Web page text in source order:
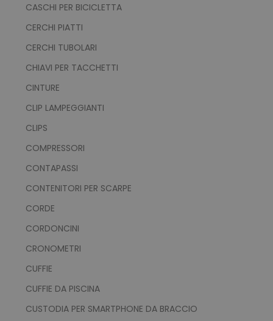
CASCHI PER BICICLETTA
CERCHI PIATTI
CERCHI TUBOLARI
CHIAVI PER TACCHETTI
CINTURE
CLIP LAMPEGGIANTI
CLIPS
COMPRESSORI
CONTAPASSI
CONTENITORI PER SCARPE
CORDE
CORDONCINI
CRONOMETRI
CUFFIE
CUFFIE DA PISCINA
CUSTODIA PER SMARTPHONE DA BRACCIO